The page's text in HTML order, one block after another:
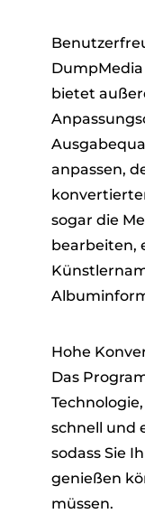
bietet
anpassen,
sogar die
bearbeiten,
Hohe
Das
schnell und
sodass Sie
genießen
müssen.